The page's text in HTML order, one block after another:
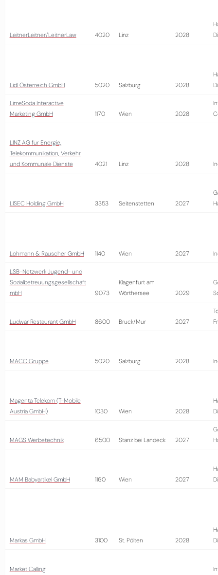
LeitnerLeitner/LeitnerLaw 4020 Linz 2028
Lidl Österreich GmbH 5020 Salzburg 2028
LimeSoda Interactive
Marketing GmbH
1170 Wien 2028
LINZ AG für Energie,
Telekommunikation, Verkehr
und Kommunale Dienste
4021 Linz 2028
LISEC Holding GmbH 3353 Seitenstetten 2027
Lohmann & Rauscher GmbH 1140 Wien 2027
LSB-Netzwerk Jugend- und
Sozialbetreuungsgesellschaft
mbH
9073
Klagenfurt am
Wörthersee
2029
Ludwar Restaurant GmbH 8600 Bruck/Mur 2027
MACO Gruppe 5020 Salzburg 2028
Magenta Telekom (T-Mobile
Austria GmbH)
1030 Wien 2028
MAGS Werbetechnik 6500 Stanz bei Landeck 2027
MAM Babyartikel GmbH 1160 Wien 2027
Markas GmbH 3100 St. Pölten 2028
Market Calling